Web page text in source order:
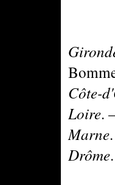
Côte-
Loire.
Marne
Drôme